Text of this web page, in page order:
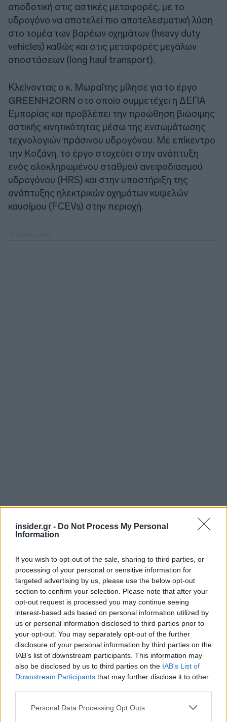
insider.gr - Do Not Process My Personal
Information
If you wish to opt-out of the sale, sharing to third parties, or
processing of your personal or sensitive information for
targeted advertising by us, please use the below opt-out
section to confirm your selection. Please note that after your
opt-out request is processed you may continue seeing
interest-based ads based on personal information utilized by
us or personal information disclosed to third parties prior to
your opt-out. You may separately opt-out of the further
disclosure of your personal information by third parties on the
IAB’s list of downstream participants. This information may
also be disclosed by us to third parties on the IAB’s List of
Downstream Participants that may further disclose it to other
Please note that this website/app uses one or more Google
Personal Data Processing Opt Outs
αποδοτική στις αστικές μεταφορές, με το
υδρογόνο να αποτελεί πιο αποτελεσματική λύση
στο τομέα των βαρέων οχημάτων (heavy duty
vehicles) καθώς και στις μεταφορές μεγάλων
αποστάσεων (long haul transport).
Κλείνοντας ο κ. Μωραΐτης μίλησε για το έργο
GREENH2ORN στο οποίo συμμετέχει η ΔΕΠΑ
Εμπορίας και προβλέπει την προώθηση βιώσιμης
αστικής κινητικότητας μέσω της ενσωμάτωσης
τεχνολογιών πράσινου υδρογόνου. Με επίκεντρο
την Κοζάνη, το έργο στοχεύει στην ανάπτυξη
ενός ολοκληρωμένου σταθμού ανεφοδιασμού
υδρογόνου (HRS) και στην υποστήριξη της
ανάπτυξης ηλεκτρικών οχημάτων κυψελών
καυσίμου (FCEVs) στην περιοχή.
Βασικά συστατικά του έργου περιλαμβάνουν την
εγκατάσταση ενός ηλεκτρολύτη ισχύος 500 kW, ο
οποίος θα παράγει πράσινο υδρογόνο
χρησιμοποιώντας ανανεώσιμη ενέργεια μέσω
PPA από τα φωτοβολταϊκά πάρκα της ΔΕΠΑ. Ο
HRS θα έχει την ικανότητα να ανεφοδιάζει έναν
ποικίλο στόλο οχημάτων, συμπεριλαμβανομένων
δημοτικών λεωφορείων, απορριμματοφόρων και
επιβατικών αυτοκινήτων με χωρητικότητα 200 kg
H2/ημέρα. Αυτή η υποδομή θα μειώσει όχι μόνο
τις εκπομπές αερίων του θερμοκηπίου αλλά και
θα αποτελέσει πρότυπο για άλλες πόλεις που